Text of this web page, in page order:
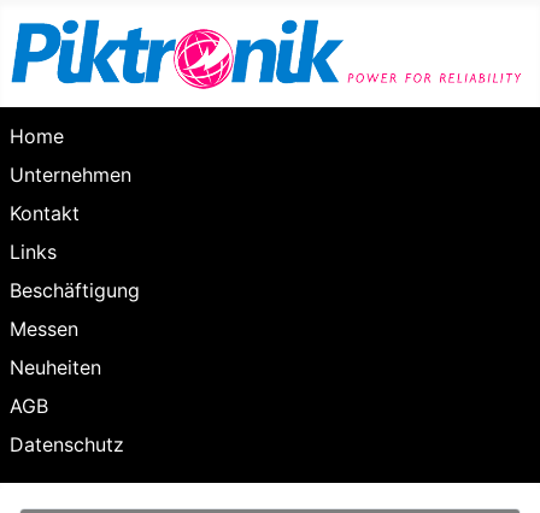
Home
Unternehmen
Kontakt
Links
Beschäftigung
Messen
Neuheiten
AGB
Datenschutz